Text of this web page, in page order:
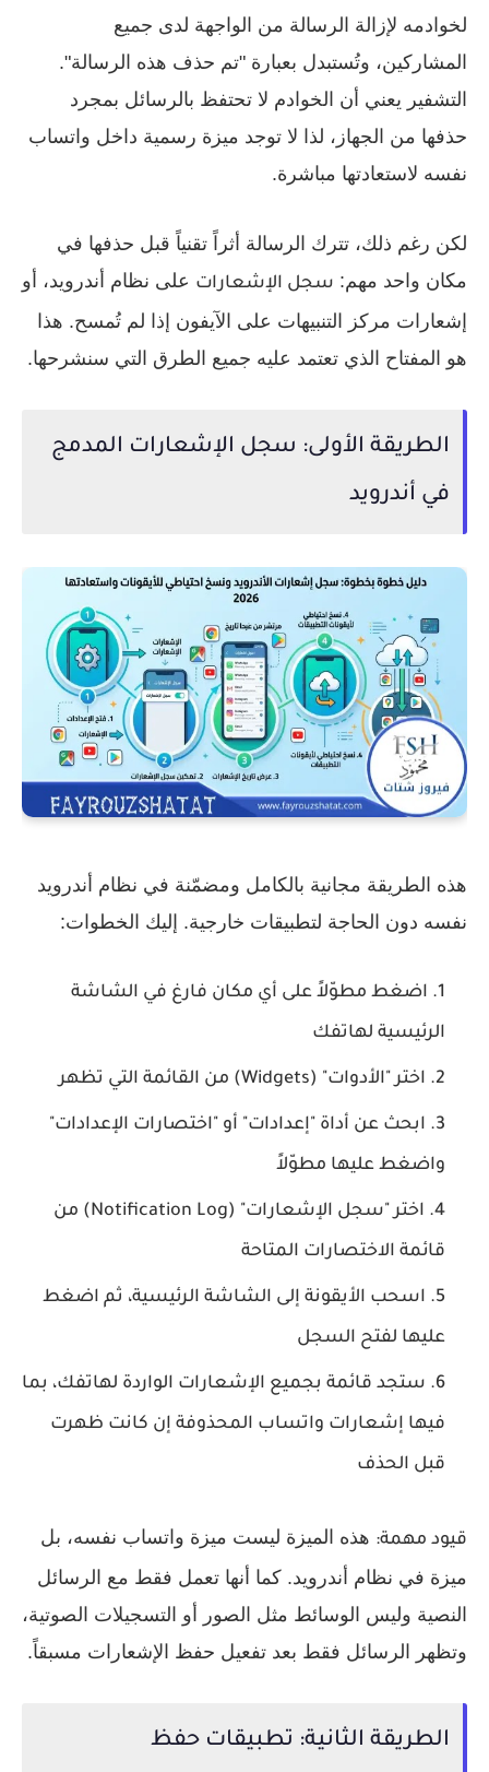
لخوادمه لإزالة الرسالة من الواجهة لدى جميع
المشاركين، وتُستبدل بعبارة "تم حذف هذه الرسالة".
التشفير يعني أن الخوادم لا تحتفظ بالرسائل بمجرد
حذفها من الجهاز، لذا لا توجد ميزة رسمية داخل واتساب
نفسه لاستعادتها مباشرة.
لكن رغم ذلك، تترك الرسالة أثراً تقنياً قبل حذفها في
مكان واحد مهم: سجل الإشعارات على نظام أندرويد، أو
إشعارات مركز التنبيهات على الآيفون إذا لم تُمسح. هذا
هو المفتاح الذي تعتمد عليه جميع الطرق التي سنشرحها.
الطريقة الأولى: سجل الإشعارات المدمج
في أندرويد
هذه الطريقة مجانية بالكامل ومضمّنة في نظام أندرويد
نفسه دون الحاجة لتطبيقات خارجية. إليك الخطوات:
اضغط مطوّلاً على أي مكان فارغ في الشاشة
الرئيسية لهاتفك
اختر"الأدوات" (Widgets) من القائمة التي تظهر
ابحث عن أداة "إعدادات" أو "اختصارات الإعدادات"
واضغط عليها مطوّلاً
اختر"سجل الإشعارات" (Notification Log) من
قائمة الاختصارات المتاحة
اسحب الأيقونة إلى الشاشة الرئيسية، ثم اضغط
عليها لفتح السجل
ستجد قائمة بجميع الإشعارات الواردة لهاتفك، بما
فيها إشعارات واتساب المحذوفة إن كانت ظهرت
قبل الحذف
قيود مهمة: هذه الميزة ليست ميزة واتساب نفسه، بل
ميزة في نظام أندرويد. كما أنها تعمل فقط مع الرسائل
النصية وليس الوسائط مثل الصور أو التسجيلات الصوتية،
وتظهر الرسائل فقط بعد تفعيل حفظ الإشعارات مسبقاً.
الطريقة الثانية: تطبيقات حفظ